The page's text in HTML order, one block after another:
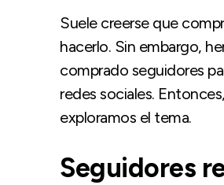
Suele creerse que
hacerlo. Sin embargo,
comprado seguidores
redes sociales.
exploramos el tema.
Seguidores